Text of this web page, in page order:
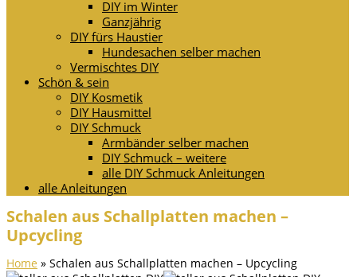
DIY im Winter
Ganzjährig
DIY fürs Haustier
Hundesachen selber machen
Vermischtes DIY
Schön & sein
DIY Kosmetik
DIY Hausmittel
DIY Schmuck
Armbänder selber machen
DIY Schmuck – weitere
alle DIY Schmuck Anleitungen
alle Anleitungen
Schalen aus Schallplatten machen –
Upcycling
Home » Schalen aus Schallplatten machen – Upcycling